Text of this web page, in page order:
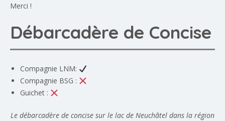
Merci !
Débarcadère de Concise
Compagnie LNM:
Compagnie BSG :
Guichet :
Le débarcadère de concise sur le lac de Neuchâtel dans la région